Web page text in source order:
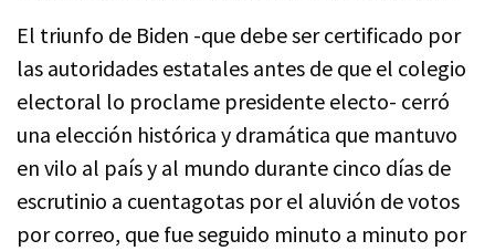
El triunfo de Biden -que debe ser certificado por
las autoridades estatales antes de que el colegio
electoral lo proclame presidente electo- cerró
una elección histórica y dramática que mantuvo
en vilo al país y al mundo durante cinco días de
escrutinio a cuentagotas por el aluvión de votos
por correo, que fue seguido minuto a minuto por